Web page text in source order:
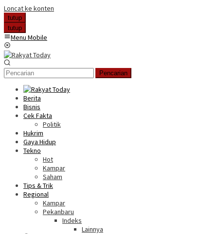
Loncat ke konten
tutup
tutup
Menu Mobile
Pencarian
Berita
Bisnis
Cek Fakta
Politik
Hukrim
Gaya Hidup
Tekno
Hot
Kampar
Saham
Tips & Trik
Regional
Kampar
Pekanbaru
Indeks
Lainnya